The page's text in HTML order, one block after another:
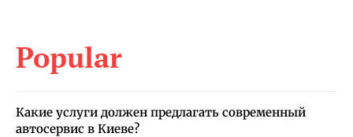
Popular
Какие услуги должен предлагать современный
автосервис в Киеве?